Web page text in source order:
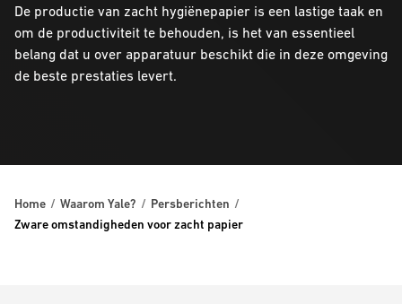
De productie van zacht hygiënepapier is een lastige taak en
om de productiviteit te behouden, is het van essentieel
belang dat u over apparatuur beschikt die in deze omgeving
de beste prestaties levert.
Home Waarom Yale?
Persberichten
Zware omstandigheden voor zacht papier